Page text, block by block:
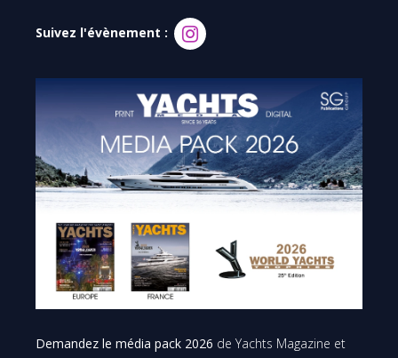
Suivez l'évènement :
Demandez le média pack 2026 de Yachts Magazine et